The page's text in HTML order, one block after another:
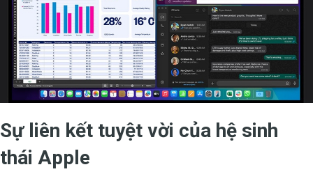
Sự liên kết tuyệt vời của hệ sinh
thái Apple